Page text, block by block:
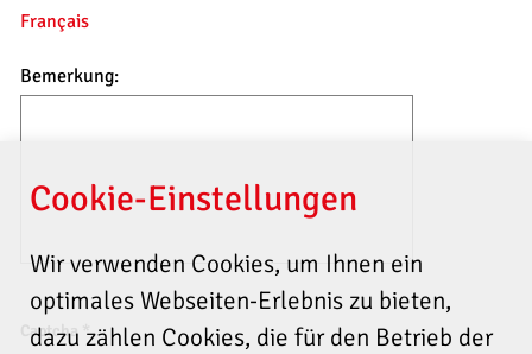
Français
Bemerkung:
Captcha *
Cookie-Einstellungen
Wir verwenden Cookies, um Ihnen ein
optimales Webseiten-Erlebnis zu bieten,
dazu zählen Cookies, die für den Betrieb der